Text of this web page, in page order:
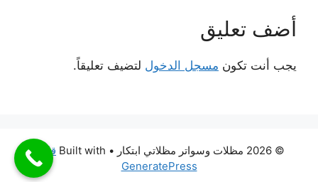
أضف تعليق
يجب أنت تكون مسجل الدخول لتضيف تعليقاً.
© 2026 مظلات وسواتر مظلاتي ابتكار • Built with
قالب
GeneratePress